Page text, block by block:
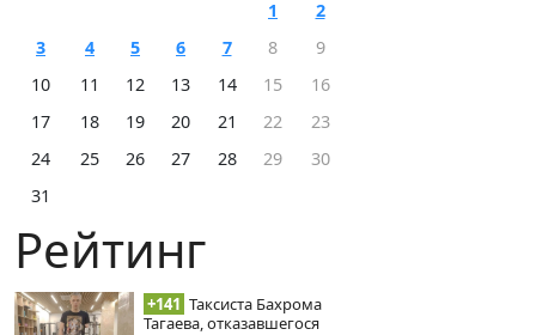
1
2
3
4 5 6 7 8
9
10
11 12 13 14 15
16
17
18 19 20 21 22
23
24
25 26 27 28 29
30
31
Рейтинг
+141 Таксиста Бахрома
Тагаева, отказавшегося